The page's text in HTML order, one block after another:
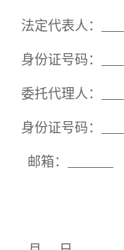
法定代表人：
身份证号码：
委托代理人：
身份证号码：
邮箱：